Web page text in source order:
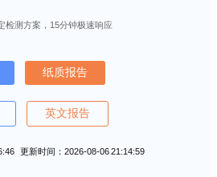
检测方案，15分钟极速响应
纸质报告
英文报告
更新时间：2026-08-06 21:14:59